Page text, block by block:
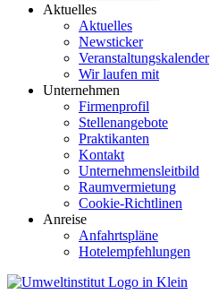
Aktuelles
Aktuelles
Newsticker
Veranstaltungskalender
Wir laufen mit
Unternehmen
Firmenprofil
Stellenangebote
Praktikanten
Kontakt
Unternehmensleitbild
Raumvermietung
Cookie-Richtlinen
Anreise
Anfahrtspläne
Hotelempfehlungen